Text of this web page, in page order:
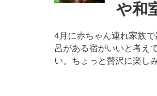
や和
4月に赤ちゃん連れ家族
呂がある宿がいいと考え
い。ちょっと贅沢に楽し